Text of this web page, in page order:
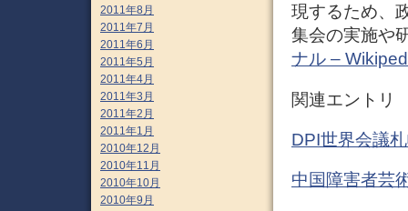
現するため、
集会の実施や
ナル –
関連エントリ
DPI世界会議
中国障害者芸
2011年8月
2011年7月
2011年6月
2011年5月
2011年4月
2011年3月
2011年2月
2011年1月
2010年12月
2010年11月
2010年10月
2010年9月